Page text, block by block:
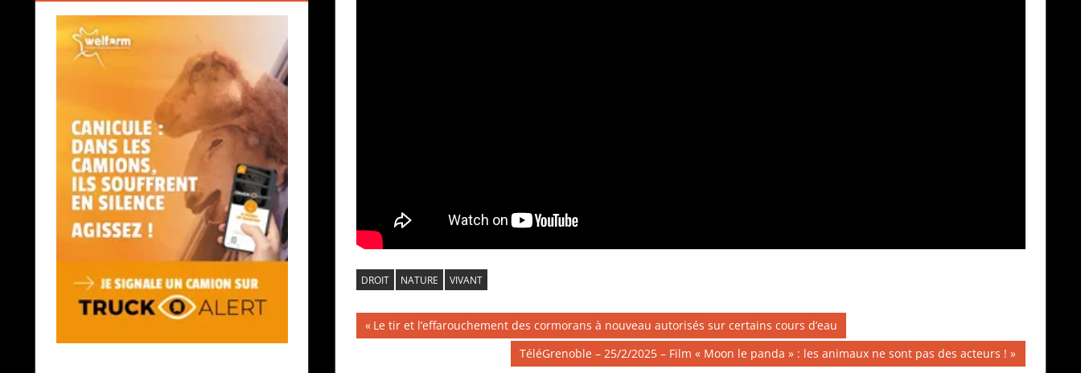
DROIT NATURE VIVANT
Navigation
Publication
précédente :
Le tir et l’effarouchement des cormorans à nouveau autorisés sur certains cours d’eau
Publication
TéléGrenoble – 25/2/2025 – Film « Moon le panda » : les animaux ne sont pas des acteurs !